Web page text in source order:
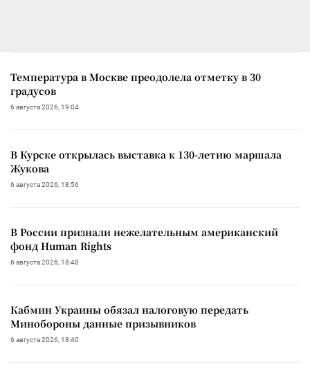
Температура в Москве преодолела отметку в 30
градусов
6 августа 2026, 19:04
В Курске открылась выставка к 130-летию маршала
Жукова
6 августа 2026, 18:56
В России признали нежелательным американский
фонд Human Rights
6 августа 2026, 18:48
Кабмин Украины обязал налоговую передать
Минобороны данные призывников
6 августа 2026, 18:40